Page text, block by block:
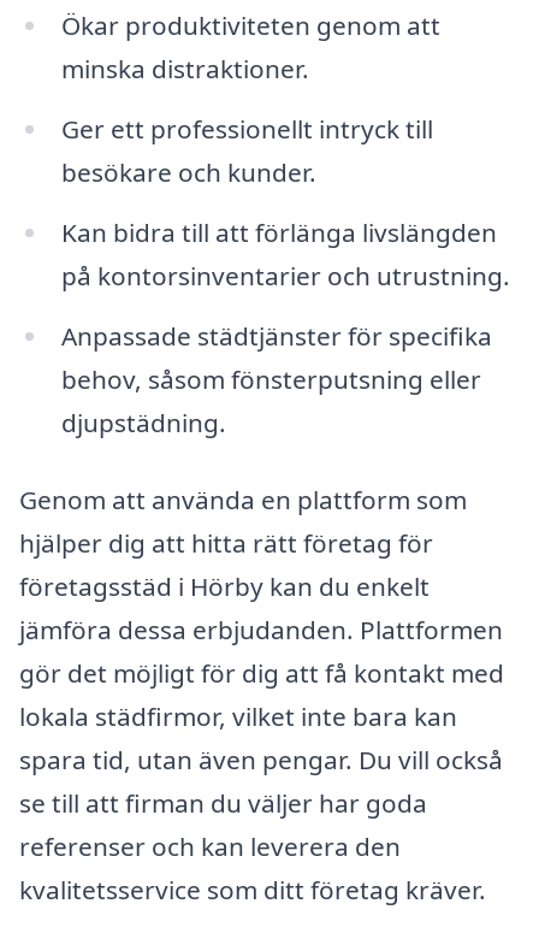
Ökar produktiviteten genom att
minska distraktioner.
Ger ett professionellt intryck till
besökare och kunder.
Kan bidra till att förlänga livslängden
på kontorsinventarier och utrustning.
Anpassade städtjänster för specifika
behov, såsom fönsterputsning eller
djupstädning.
Genom att använda en plattform som
hjälper dig att hitta rätt företag för
företagsstäd i Hörby kan du enkelt
jämföra dessa erbjudanden. Plattformen
gör det möjligt för dig att få kontakt med
lokala städfirmor, vilket inte bara kan
spara tid, utan även pengar. Du vill också
se till att firman du väljer har goda
referenser och kan leverera den
kvalitetsservice som ditt företag kräver.